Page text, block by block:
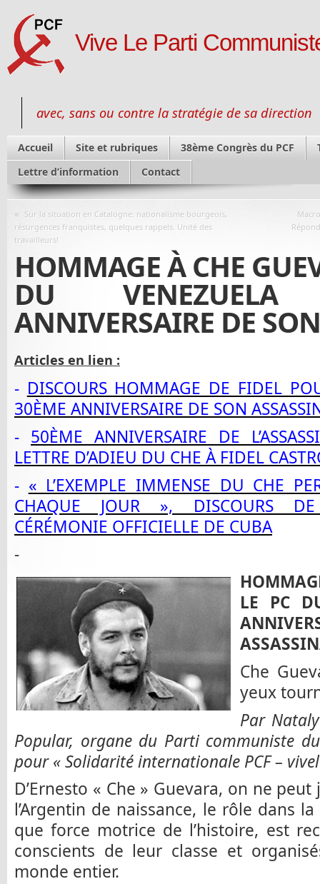
Vive Le Parti
avec, sans ou contre la stratégie de sa direction
Accueil Site et rubriques 38ème Congrès du PCF
Lettre d’information
Contact
« Sur la situation en Catalogne: nationalisme bourgeois,
résurgences franquistes, quelques rappels. Unité des
travailleurs!
HOMMAGE À CHE
DU
ANNIVERSAIRE DE
Articles en lien :
- DISCOURS HOMMAGE DE FIDEL
30ÈME ANNIVERSAIRE DE SON
- 50ÈME ANNIVERSAIRE DE
LETTRE D’ADIEU DU CHE À FIDEL
- « L’EXEMPLE IMMENSE DU CHE
CHAQUE JOUR », DISCOURS
CÉRÉMONIE OFFICIELLE DE CUBA
-
LE PC
Che
yeux
Par
Popular, organe du Parti communiste
pour « Solidarité internationale PCF –
D’Ernesto « Che » Guevara, on ne
l’Argentin de naissance, le rôle dans
que force motrice de l’histoire, est
conscients de leur classe et
monde entier.